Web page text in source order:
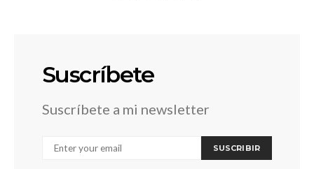
Suscríbete
Suscríbete a mi newsletter
SUSCRIBIR